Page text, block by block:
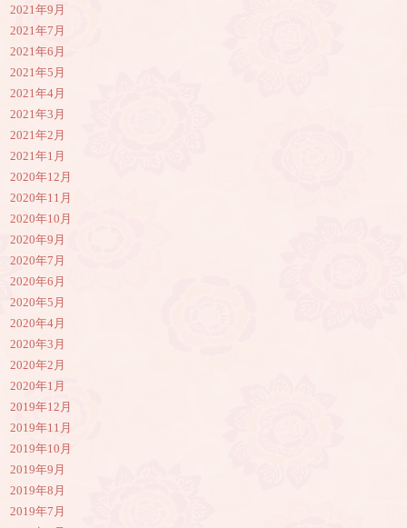
2021年9月
2021年7月
2021年6月
2021年5月
2021年4月
2021年3月
2021年2月
2021年1月
2020年12月
2020年11月
2020年10月
2020年9月
2020年7月
2020年6月
2020年5月
2020年4月
2020年3月
2020年2月
2020年1月
2019年12月
2019年11月
2019年10月
2019年9月
2019年8月
2019年7月